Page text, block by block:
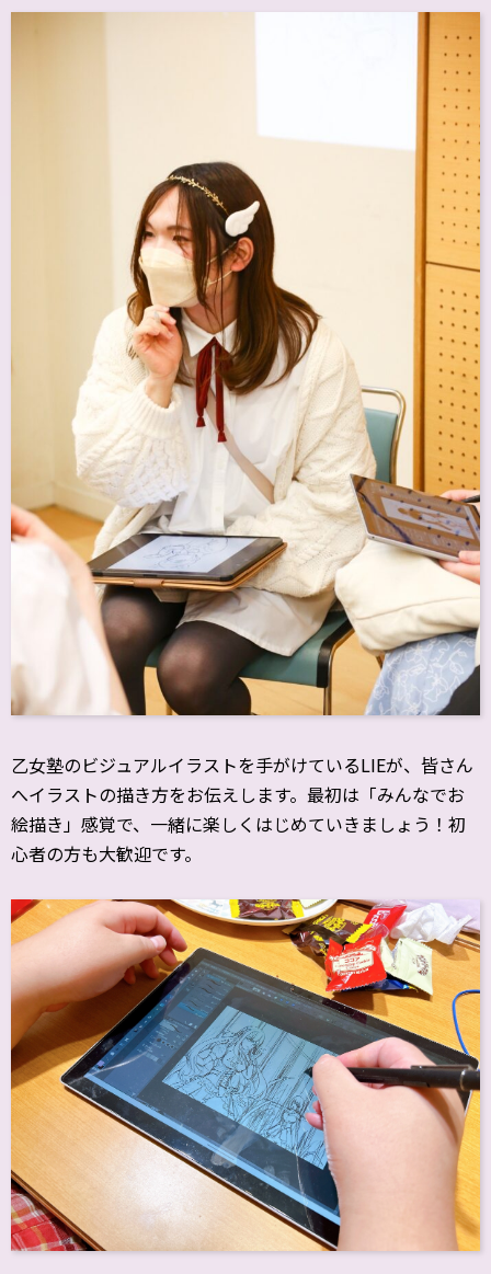
乙女塾のビジュアルイラストを手がけているLIEが、皆さん
へイラストの描き方をお伝えします。最初は「みんなでお
絵描き」感覚で、一緒に楽しくはじめていきましょう！初
心者の方も大歓迎です。